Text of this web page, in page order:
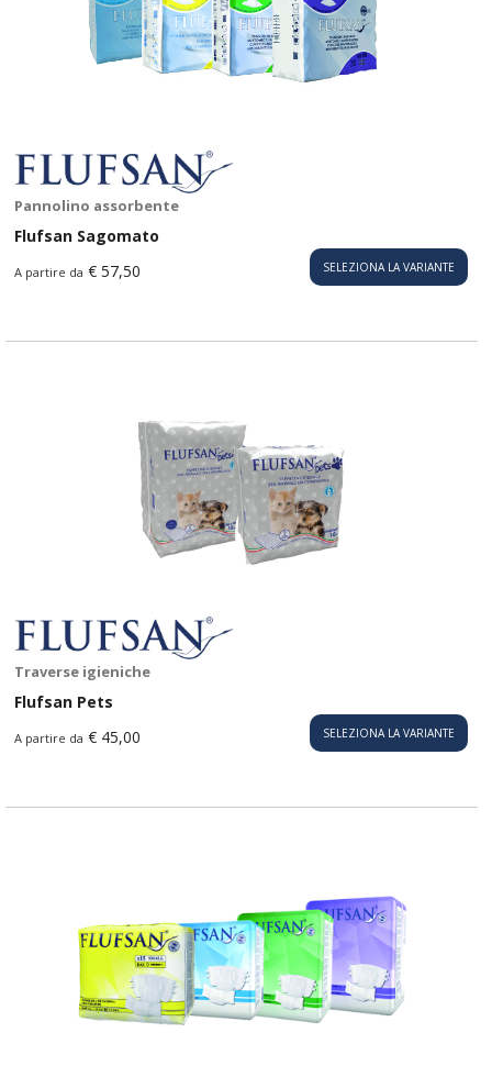
Pannolino assorbente
Flufsan Sagomato
A partire da € 57,50 SELEZIONA LA VARIANTE
Traverse igieniche
Flufsan Pets
A partire da € 45,00 SELEZIONA LA VARIANTE